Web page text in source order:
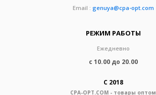
Email : genuya@cpa-opt.com
РЕЖИМ РАБОТЫ
Ежедневно
с 10.00 до 20.00
С 2018
CPA-OPT.COM - товары оптом